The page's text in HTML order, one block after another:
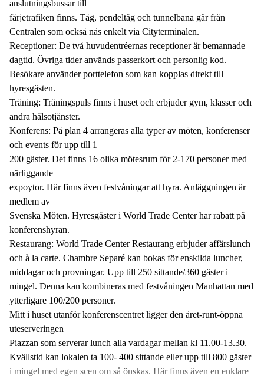
anslutningsbussar till
färjetrafiken finns. Tåg, pendeltåg och tunnelbana går från
Centralen som också nås enkelt via Cityterminalen.
Receptioner: De två huvudentréernas receptioner är bemannade
dagtid. Övriga tider används passerkort och personlig kod.
Besökare använder porttelefon som kan kopplas direkt till
hyresgästen.
Träning: Träningspuls finns i huset och erbjuder gym, klasser och
andra hälsotjänster.
Konferens: På plan 4 arrangeras alla typer av möten, konferenser
och events för upp till 1
200 gäster. Det finns 16 olika mötesrum för 2-170 personer med
närliggande
expoytor. Här finns även festvåningar att hyra. Anläggningen är
medlem av
Svenska Möten. Hyresgäster i World Trade Center har rabatt på
konferenshyran.
Restaurang: World Trade Center Restaurang erbjuder affärslunch
och à la carte. Chambre Separé kan bokas för enskilda luncher,
middagar och provningar. Upp till 250 sittande/360 gäster i
mingel. Denna kan kombineras med festvåningen Manhattan med
ytterligare 100/200 personer.
Mitt i huset utanför konferenscentret ligger den året-runt-öppna
uteserveringen
Piazzan som serverar lunch alla vardagar mellan kl 11.00-13.30.
Kvällstid kan lokalen ta 100- 400 sittande eller upp till 800 gäster
i mingel med egen scen om så önskas. Här finns även en enklare